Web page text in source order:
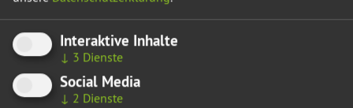
die App kaum genutzt. Die App ist für eine schnelle
Kontaktnachverfolgung ungeeignet, da zur Nutzung von
Amts wegen Abfragen über die Gesundheitsämter gestellt
werden müssen. Wegen der hohen Infektionszahlen ist dies
Interaktive Inhalte
↓ 3 Dienste
Social Media
↓ 2 Dienste